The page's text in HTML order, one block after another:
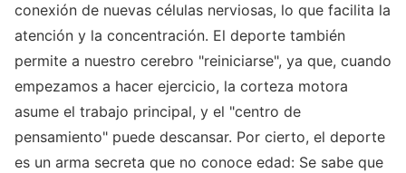
conexión de nuevas células nerviosas, lo que facilita la
atención y la concentración. El deporte también
permite a nuestro cerebro "reiniciarse", ya que, cuando
empezamos a hacer ejercicio, la corteza motora
asume el trabajo principal, y el "centro de
pensamiento" puede descansar. Por cierto, el deporte
es un arma secreta que no conoce edad: Se sabe que